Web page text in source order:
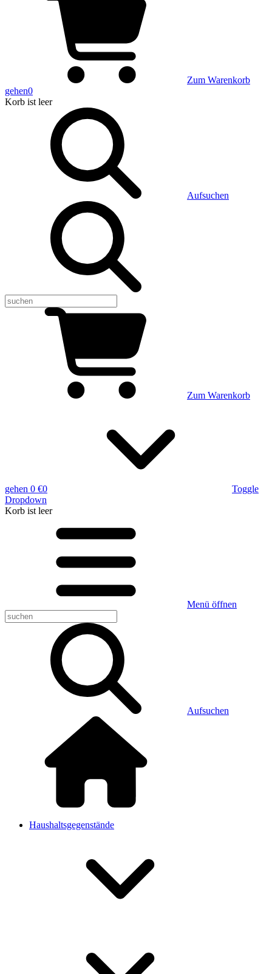
Zum Warenkorb
gehen0
Korb ist leer
Aufsuchen
Zum Warenkorb
gehen 0 €0
Toggle
Dropdown
Korb ist leer
Menü öffnen
Aufsuchen
Haushaltsgegenstände